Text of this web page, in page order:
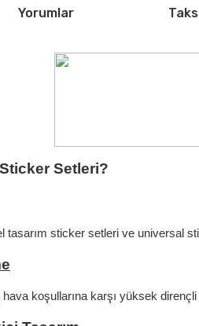
Yorumlar
Setleri?
tasarım sticker setleri ve universal
hava koşullarına karşı yüksek